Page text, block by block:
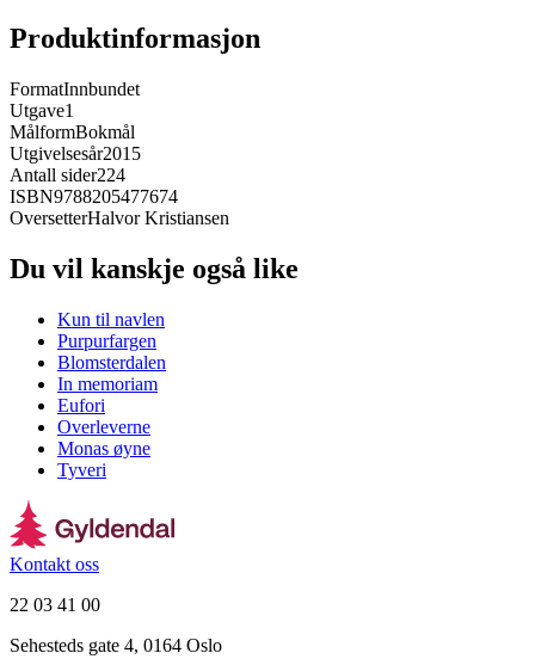
Produktinformasjon
FormatInnbundet
Utgave1
MålformBokmål
Utgivelsesår2015
Antall sider224
ISBN9788205477674
OversetterHalvor Kristiansen
Du vil kanskje også like
Kun til navlen
Purpurfargen
Blomsterdalen
In memoriam
Eufori
Overleverne
Monas øyne
Tyveri
Kontakt oss
22 03 41 00
Sehesteds gate 4, 0164 Oslo